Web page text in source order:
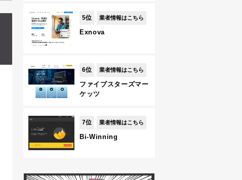
5位 業者情報はこちら
Exnova
6位 業者情報はこちら
ファイブスターズマー
ケッツ
7位 業者情報はこちら
Bi-Winning